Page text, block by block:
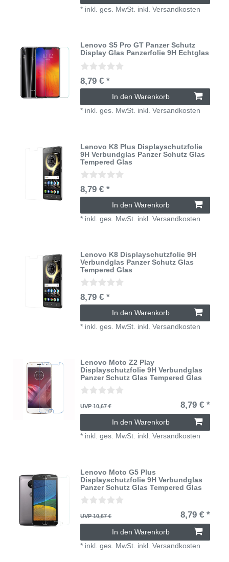
* inkl. ges. MwSt. inkl.Versandkosten
Lenovo S5 Pro GT Panzer Schutz
Display Glas Panzerfolie 9H Echtglas
8,79 € *
In den Warenkorb
* inkl. ges. MwSt. inkl.Versandkosten
Lenovo K8 Plus Displayschutzfolie
9H Verbundglas Panzer Schutz Glas
Tempered Glas
8,79 € *
In den Warenkorb
* inkl. ges. MwSt. inkl.Versandkosten
Lenovo K8 Displayschutzfolie 9H
Verbundglas Panzer Schutz Glas
Tempered Glas
8,79 € *
In den Warenkorb
* inkl. ges. MwSt. inkl.Versandkosten
Lenovo Moto Z2 Play
Displayschutzfolie 9H Verbundglas
Panzer Schutz Glas Tempered Glas
UVP 10,67 € 8,79 € *
In den Warenkorb
* inkl. ges. MwSt. inkl.Versandkosten
Lenovo Moto G5 Plus
Displayschutzfolie 9H Verbundglas
Panzer Schutz Glas Tempered Glas
UVP 10,67 € 8,79 € *
In den Warenkorb
* inkl. ges. MwSt. inkl.Versandkosten